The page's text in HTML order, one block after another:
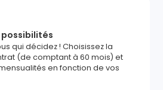
qui décidez ! Choisissez la
(de comptant à 60 mois) et
en fonction de vos